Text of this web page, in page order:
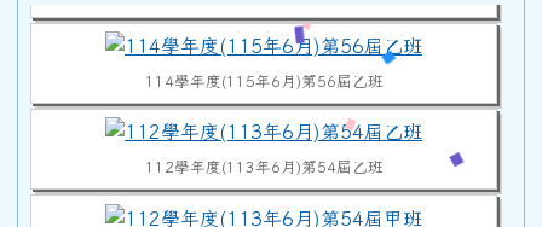
114學年度(115年6月)第56屆乙班